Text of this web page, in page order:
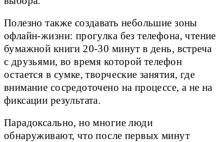
Полезно также создавать небольшие зоны
офлайн-жизни: прогулка без телефона, чтение
бумажной книги 20-30 минут в день, встреча
с друзьями, во время которой телефон
остается в сумке, творческие занятия, где
внимание сосредоточено на процессе, а не на
фиксации результата.
Парадоксально, но многие люди
обнаруживают, что после первых минут